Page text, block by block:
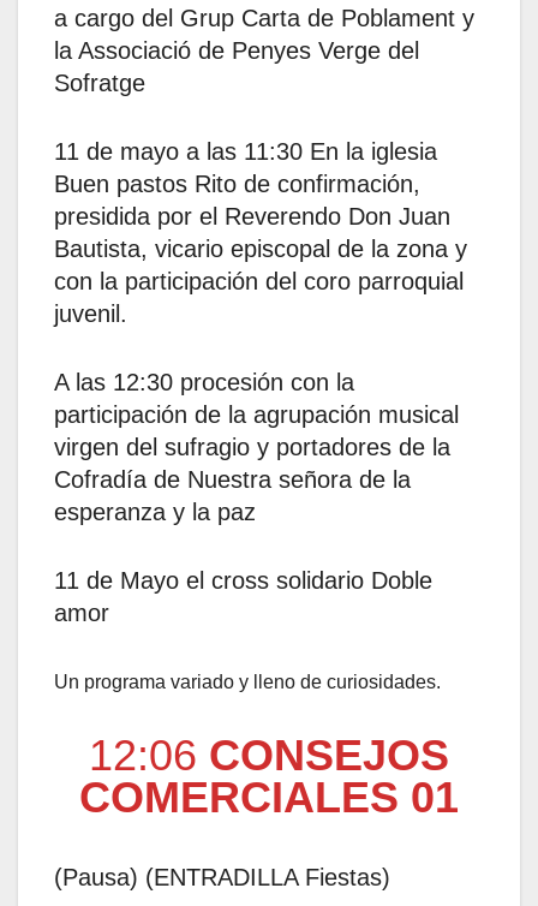
a cargo del Grup Carta de Poblament y
la Associació de Penyes Verge del
Sofratge
11 de mayo a las 11:30 En la iglesia
Buen pastos Rito de confirmación,
presidida por el Reverendo Don Juan
Bautista, vicario episcopal de la zona y
con la participación del coro parroquial
juvenil.
A las 12:30 procesión con la
participación de la agrupación musical
virgen del sufragio y portadores de la
Cofradía de Nuestra señora de la
esperanza y la paz
11 de Mayo el cross solidario Doble
amor
Un programa variado y lleno de curiosidades.
12:06 CONSEJOS
COMERCIALES 01
(Pausa) (ENTRADILLA Fiestas)